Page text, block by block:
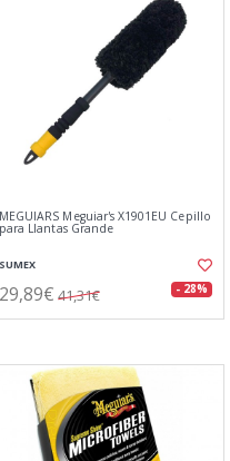
MEGUIARS Meguiar's X1901EU Cepillo
para Llantas Grande
SUMEX
29,89€ 41,31€ - 28%